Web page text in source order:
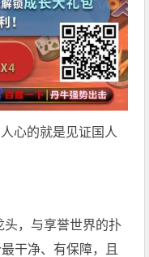
心的就是见证国人
头，与享誉世界的扑
干净、有保障，且